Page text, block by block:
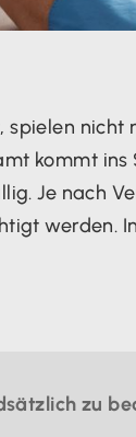
spielen
kommt
Je nach
werden.
zu